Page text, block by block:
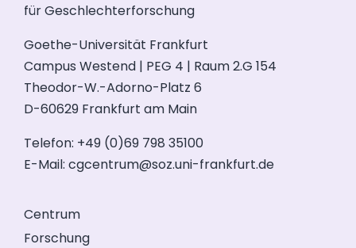
für Geschlechterforschung
Goethe-Universität Frankfurt
Campus Westend | PEG 4 | Raum 2.G 154
Theodor-W.-Adorno-Platz 6
D-60629 Frankfurt am Main
Telefon: +49 (0)69 798 35100
E-Mail: cgcentrum@soz.uni-frankfurt.de
Centrum
Forschung